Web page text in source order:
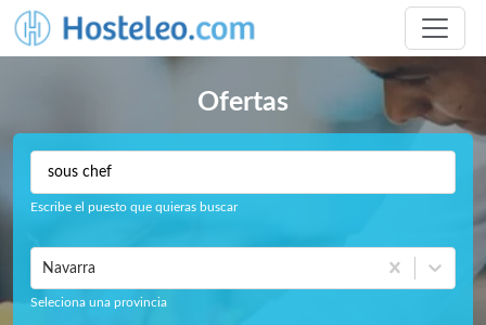
Ofertas
Escribe el puesto que quieras buscar
Navarra
Seleciona una provincia